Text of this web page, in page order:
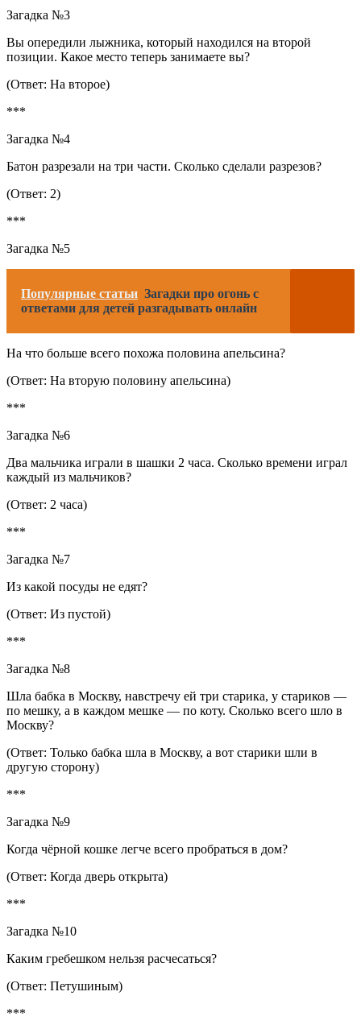
Загадка №3
Вы опередили лыжника, который находился на второй
позиции. Какое место теперь занимаете вы?
(Ответ: На второе)
***
Загадка №4
Батон разрезали на три части. Сколько сделали разрезов?
(Ответ: 2)
***
Загадка №5
Популярные статьи Загадки про огонь с
ответами для детей разгадывать онлайн
На что больше всего похожа половина апельсина?
(Ответ: На вторую половину апельсина)
***
Загадка №6
Два мальчика играли в шашки 2 часа. Сколько времени играл
каждый из мальчиков?
(Ответ: 2 часа)
***
Загадка №7
Из какой посуды не едят?
(Ответ: Из пустой)
***
Загадка №8
Шла бабка в Москву, навстречу ей три старика, у стариков —
по мешку, а в каждом мешке — по коту. Сколько всего шло в
Москву?
(Ответ: Только бабка шла в Москву, а вот старики шли в
другую сторону)
***
Загадка №9
Когда чёрной кошке легче всего пробраться в дом?
(Ответ: Когда дверь открыта)
***
Загадка №10
Каким гребешком нельзя расчесаться?
(Ответ: Петушиным)
***